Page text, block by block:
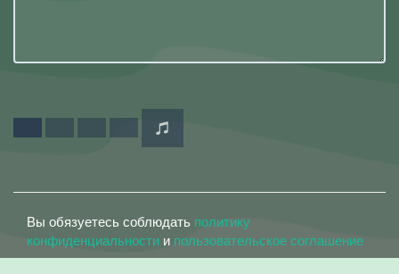
Вы обязуетесь соблюдать политику
конфиденциальности и пользовательское соглашение